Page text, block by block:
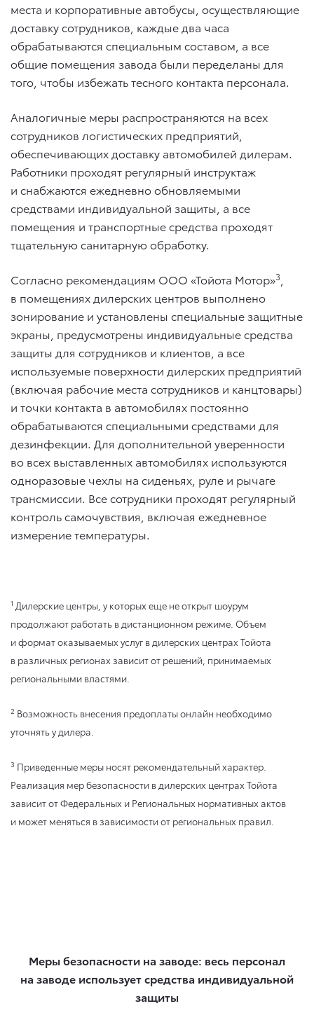
места и корпоративные автобусы, осуществляющие
доставку сотрудников, каждые два часа
обрабатываются специальным составом, а все
общие помещения завода были переделаны для
того, чтобы избежать тесного контакта персонала.
Аналогичные меры распространяются на всех
сотрудников логистических предприятий,
обеспечивающих доставку автомобилей дилерам.
Работники проходят регулярный инструктаж
и снабжаются ежедневно обновляемыми
средствами индивидуальной защиты, а все
помещения и транспортные средства проходят
тщательную санитарную обработку.
Согласно рекомендациям ООО «Тойота Мотор»3
в помещениях дилерских центров выполнено
зонирование и установлены специальные защитные
экраны, предусмотрены индивидуальные средства
защиты для сотрудников и клиентов, а все
используемые поверхности дилерских предприятий
(включая рабочие места сотрудников и канцтовары)
и точки контакта в автомобилях постоянно
обрабатываются специальными средствами для
дезинфекции. Для дополнительной уверенности
во всех выставленных автомобилях используются
одноразовые чехлы на сиденьях, руле и рычаге
трансмиссии. Все сотрудники проходят регулярный
контроль самочувствия, включая ежедневное
измерение температуры.
1 Дилерские центры, у которых еще не открыт шоурум
продолжают работать в дистанционном режиме. Объем
и формат оказываемых услуг в дилерских центрах Тойота
в различных регионах зависит от решений, принимаемых
региональными властями.
2 Возможность внесения предоплаты онлайн необходимо
уточнять у дилера.
3 Приведенные меры носят рекомендательный характер.
Реализация мер безопасности в дилерских центрах Тойота
зависит от Федеральных и Региональных нормативных актов
и может меняться в зависимости от региональных правил.
Меры безопасности на заводе: весь персонал
на заводе использует средства индивидуальной
защиты